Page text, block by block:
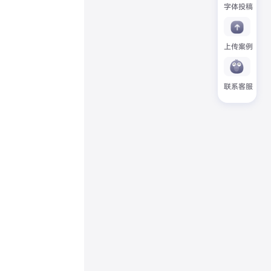
字体投稿
上传案例
联系客服